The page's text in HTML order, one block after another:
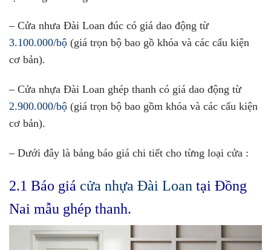
– Cửa nhưa Đài Loan đúc có giá dao động từ
3.100.000/bộ (giá trọn bộ bao gồ khóa và các cấu kiện
cơ bản).
– Cửa nhựa Đài Loan ghép thanh có giá dao động từ
2.900.000/bộ (giá trọn bộ bao gồm khóa và các cấu kiện
cơ bản).
– Dưới đây là bảng báo giá chi tiết cho từng loại cửa :
2.1 Báo giá cửa nhựa Đài Loan tại Đồng
Nai mẫu ghép thanh.